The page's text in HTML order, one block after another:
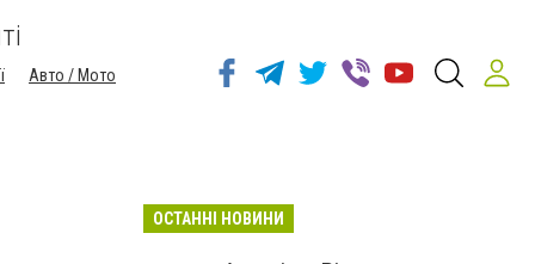
Авто / Мото
ОСТАННІ НОВИНИ